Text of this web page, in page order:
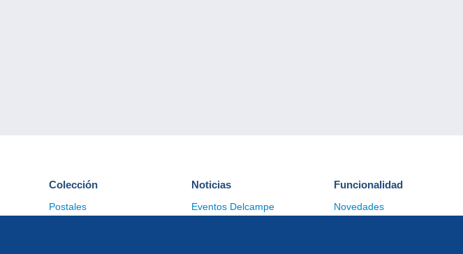
Colección
Postales
Noticias
Eventos Delcampe
Funcionalidad
Novedades